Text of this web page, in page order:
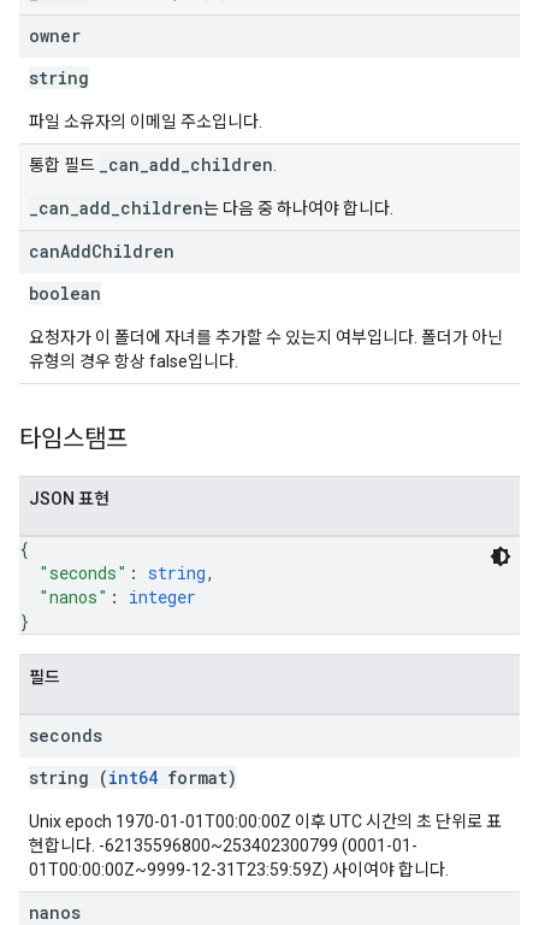
owner
string
파일 소유자의 이메일 주소입니다.
통합 필드 _can_add_children
_can_add_children는 다음 중 하나여야 합니다.
canAddChildren
boolean
요청자가 이 폴더에 자녀를 추가할 수 있는지 여부입니다. 폴더가 아닌
유형의 경우 항상 false입니다.
타임스탬프
JSON 표현
{
"seconds" : string,
"nanos" : integer
}
필드
seconds
string (int64 format)
Unix epoch 1970-01-01T00:00:00Z 이후 UTC 시간의 초 단위로 표
현합니다. -62135596800~253402300799 (0001-01-
01T00:00:00Z~9999-12-31T23:59:59Z) 사이여야 합니다.
nanos